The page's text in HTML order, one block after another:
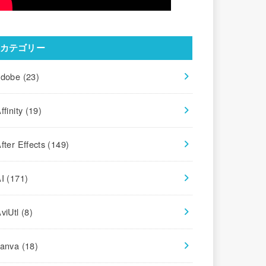
カテゴリー
(23)
(19)
Effects (149)
(171)
(8)
(18)